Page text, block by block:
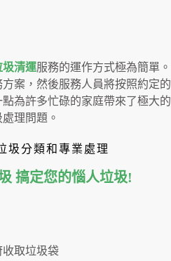
圾清運服務的運作方式極為簡單。
案，然後服務人員將按照約定的
為許多忙碌的家庭帶來了極大的
理問題。
圾分類和專業處理
搞定您的惱人垃圾!
收取垃圾袋